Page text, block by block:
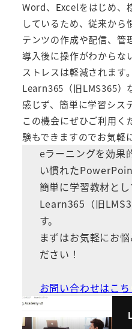
Word、Excelをはじめ、
しているため、従来から
テンツの作成や配信、管
導入後に操作がわからな
ストレスは軽減されます。
Learn365（旧LMS365）
感じず、簡単に学習シス
この機会にぜひご利用く
験もできますのでお気軽
eラーニングを効果
い慣れた
簡単に学習教材と
Learn365（旧
す。
まずはお気軽にお
ださい！
お問い合わせはこち